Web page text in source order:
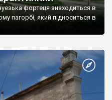
фортеця знаходиться в
пагорбі, який підноситься в